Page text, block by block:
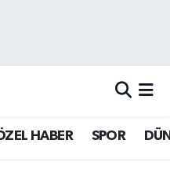
HABER SPOR
Haritası